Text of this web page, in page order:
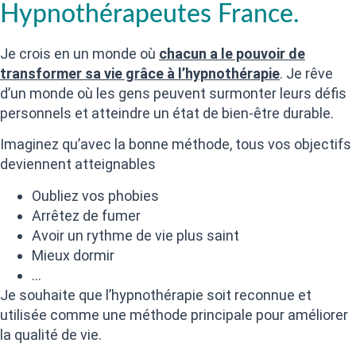
Hypnothérapeutes France.
Je crois en un monde où chacun a le pouvoir de
transformer sa vie grâce à l’hypnothérapie. Je rêve
d’un monde où les gens peuvent surmonter leurs défis
personnels et atteindre un état de bien-être durable.
Imaginez qu’avec la bonne méthode, tous vos objectifs
deviennent atteignables
Oubliez vos phobies
Arrêtez de fumer
Avoir un rythme de vie plus saint
Mieux dormir
…
Je souhaite que l’hypnothérapie soit reconnue et
utilisée comme une méthode principale pour améliorer
la qualité de vie.